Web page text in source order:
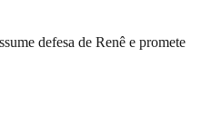
defesa de Renê e promete